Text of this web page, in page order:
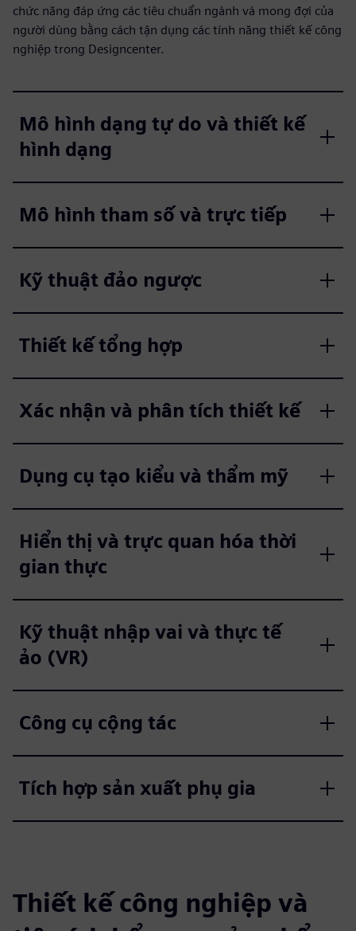
chức năng đáp ứng các tiêu chuẩn ngành và mong đợi của
người dùng bằng cách tận dụng các tính năng thiết kế công
nghiệp trong Designcenter.
Mô hình dạng tự do và thiết kế
hình dạng
Mô hình tham số và trực tiếp
Kỹ thuật đảo ngược
Thiết kế tổng hợp
Xác nhận và phân tích thiết kế
Dụng cụ tạo kiểu và thẩm mỹ
Hiển thị và trực quan hóa thời
gian thực
Kỹ thuật nhập vai và thực tế
ảo (VR)
Công cụ cộng tác
Tích hợp sản xuất phụ gia
Thiết kế công nghiệp và